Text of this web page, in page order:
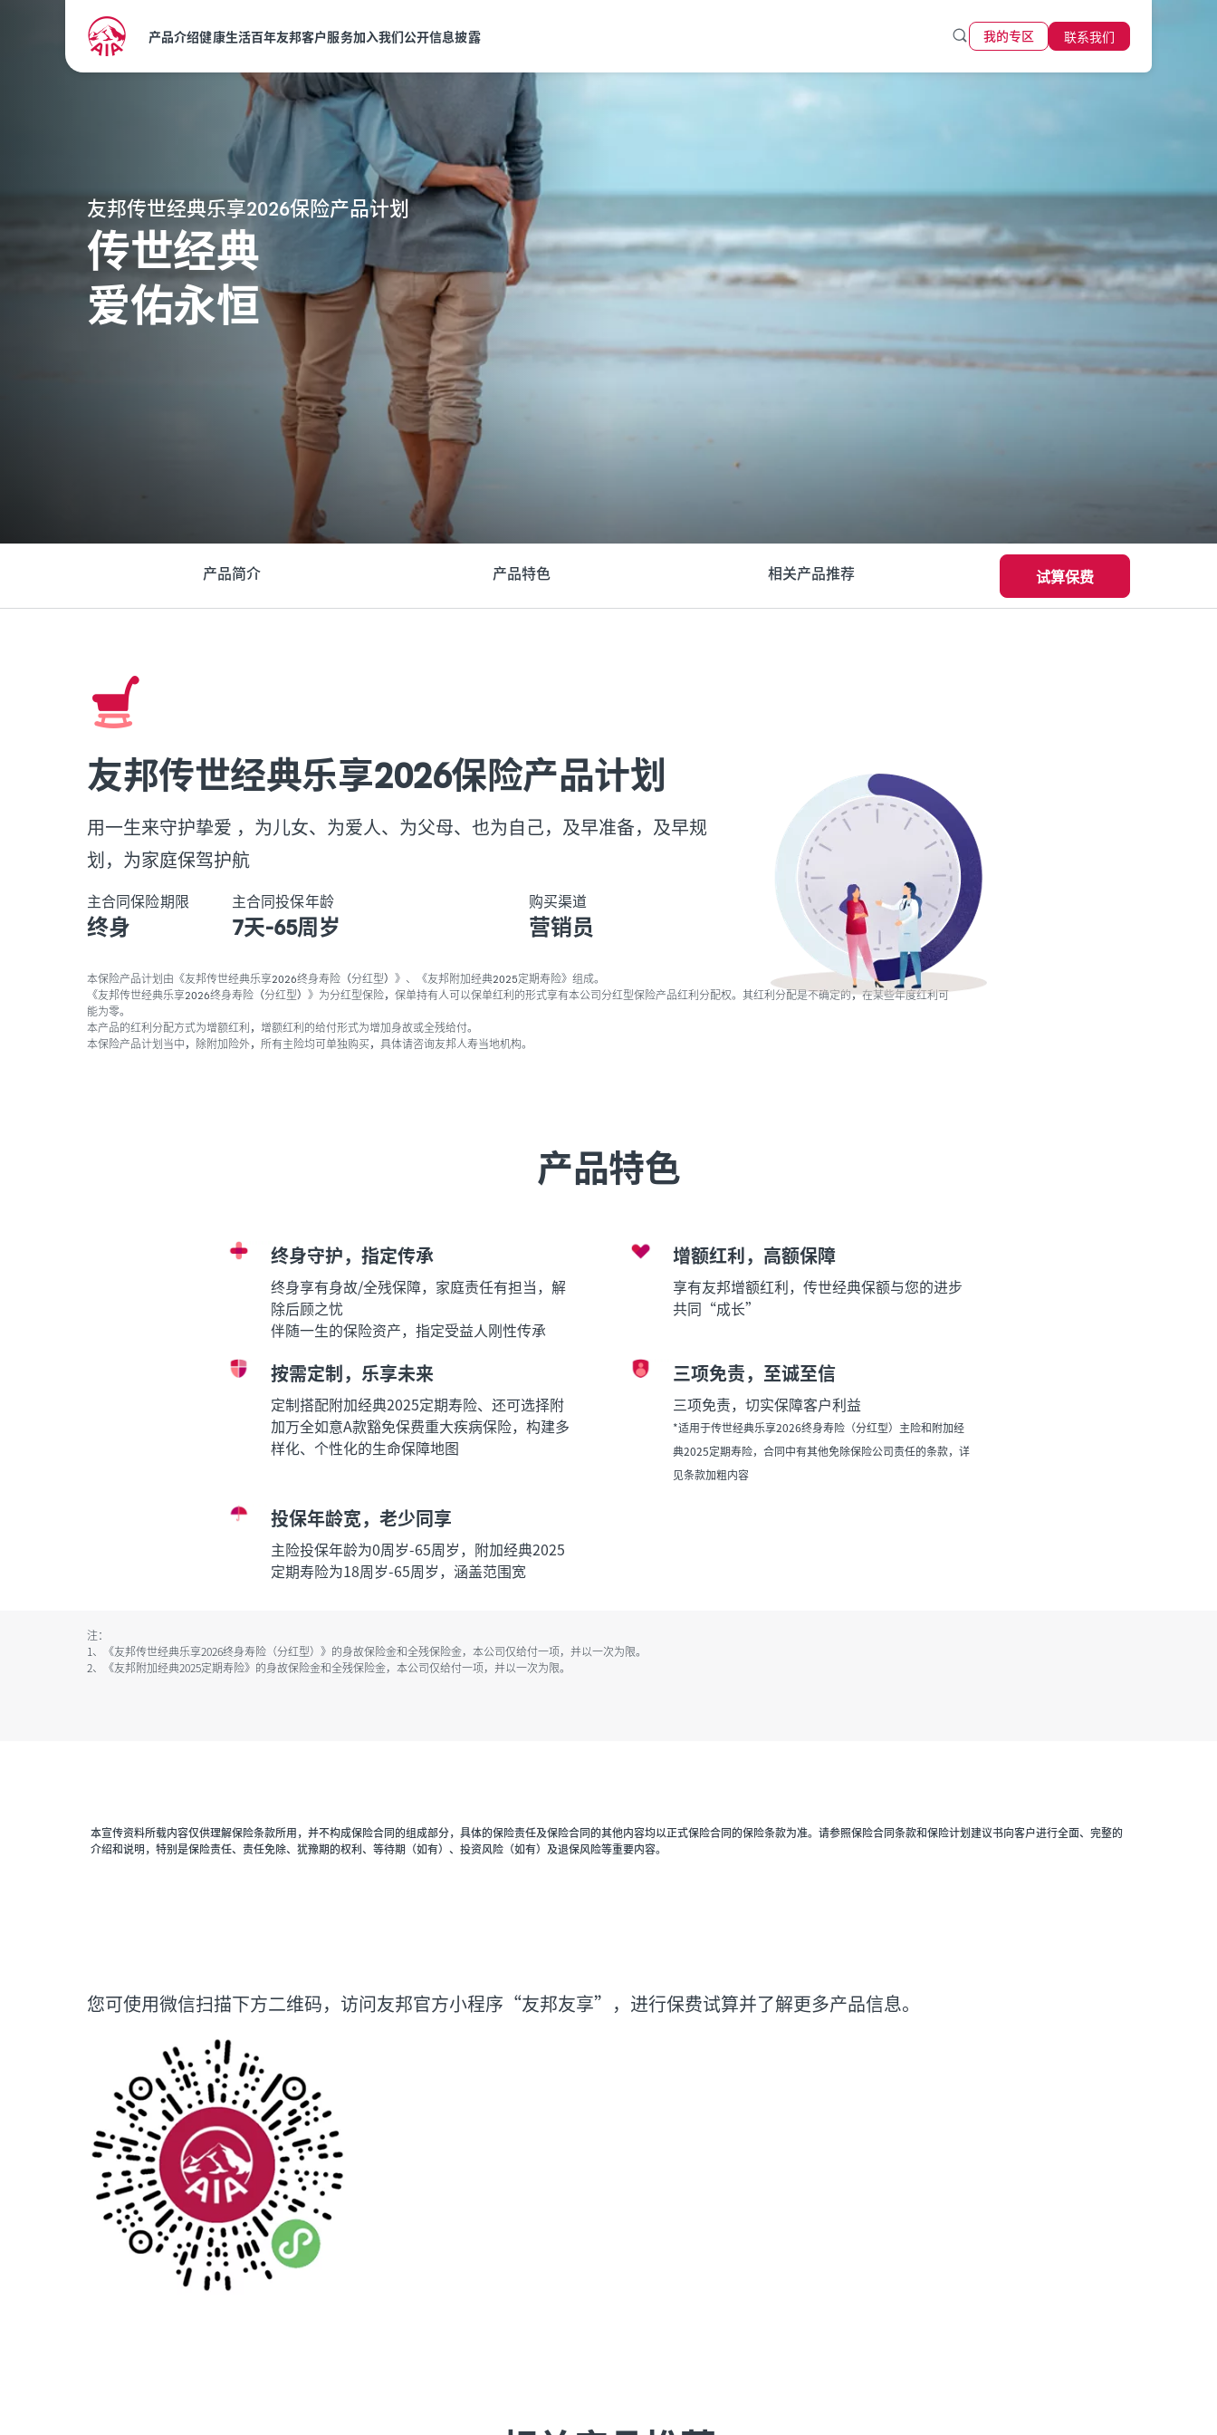
产品介绍健康生活百年友邦客户服务加入我们公开信息披露 我的专区 联系我们
友邦传世经典乐享2026保险产品计划
传世经典
爱佑永恒
产品简介 产品特色 相关产品推荐 试算保费
友邦传世经典乐享2026保险产品计划
用一生来守护挚爱 ，为儿女、为爱人、为父母、也为自己，及早准备，及早规
划，为家庭保驾护航
主合同保险期限
终身
主合同投保年龄
7天-65周岁
购买渠道
营销员
本保险产品计划由《友邦传世经典乐享2026终身寿险（分红型）》、《友邦附加经典2025定期寿险》组成。
《友邦传世经典乐享2026终身寿险（分红型）》为分红型保险，保单持有人可以保单红利的形式享有本公司分红型保险产品红利分配权。其红利分配是不确定的，在某些年度红利可
能为零。
本产品的红利分配方式为增额红利，增额红利的给付形式为增加身故或全残给付。
本保险产品计划当中，除附加险外，所有主险均可单独购买，具体请咨询友邦人寿当地机构。
产品特色
终身守护，指定传承
终身享有身故/全残保障，家庭责任有担当，解
除后顾之忧
伴随一生的保险资产，指定受益人刚性传承
增额红利，高额保障
享有友邦增额红利，传世经典保额与您的进步
共同“成长”
按需定制，乐享未来
定制搭配附加经典2025定期寿险、还可选择附
加万全如意A款豁免保费重大疾病保险，构建多
样化、个性化的生命保障地图
三项免责，至诚至信
三项免责，切实保障客户利益
*适用于传世经典乐享2026终身寿险（分红型）主险和附加经
典2025定期寿险，合同中有其他免除保险公司责任的条款，详
见条款加粗内容
投保年龄宽，老少同享
主险投保年龄为0周岁-65周岁，附加经典2025
定期寿险为18周岁-65周岁，涵盖范围宽
注：
1、《友邦传世经典乐享2026终身寿险（分红型）》的身故保险金和全残保险金，本公司仅给付一项，并以一次为限。
2、《友邦附加经典2025定期寿险》的身故保险金和全残保险金，本公司仅给付一项，并以一次为限。
本宣传资料所载内容仅供理解保险条款所用，并不构成保险合同的组成部分，具体的保险责任及保险合同的其他内容均以正式保险合同的保险条款为准。请参照保险合同条款和保险计划建议书向客户进行全面、完整的
介绍和说明，特别是保险责任、责任免除、犹豫期的权利、等待期（如有）、投资风险（如有）及退保风险等重要内容。
您可使用微信扫描下方二维码，访问友邦官方小程序“友邦友享”，进行保费试算并了解更多产品信息。